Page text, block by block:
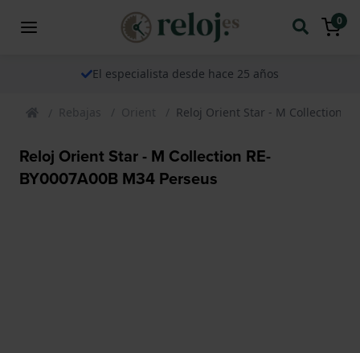
0
El especialista desde hace 25 años
Rebajas Orient Reloj Orient Star - M Collection
Reloj Orient Star - M Collection RE-
BY0007A00B M34 Perseus